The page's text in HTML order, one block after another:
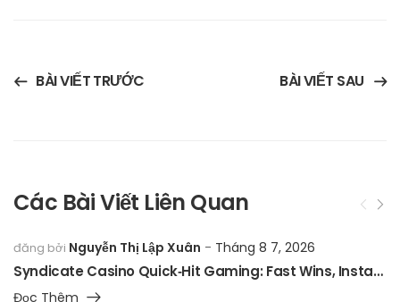
BÀI VIẾT TRƯỚC BÀI VIẾT SAU
Các Bài Viết Liên Quan
đăng bởi Nguyễn Thị Lập Xuân Tháng 8 7, 2026
Syndicate Casino Quick‑Hit Gaming: Fast Wins, Instant Thrills
Đọc Thêm